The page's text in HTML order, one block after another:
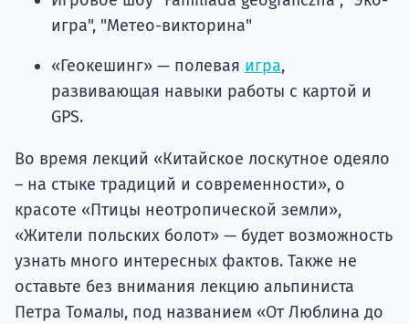
игра", "Метео-викторина"
«Геокешинг» — полевая игра,
развивающая навыки работы с картой и
GPS.
Во время лекций «Китайское лоскутное одеяло
– на стыке традиций и современности», о
красоте «Птицы неотропической земли»,
«Жители польских болот» — будет возможность
узнать много интересных фактов. Также не
оставьте без внимания лекцию альпиниста
Петра Томалы, под названием «От Люблина до